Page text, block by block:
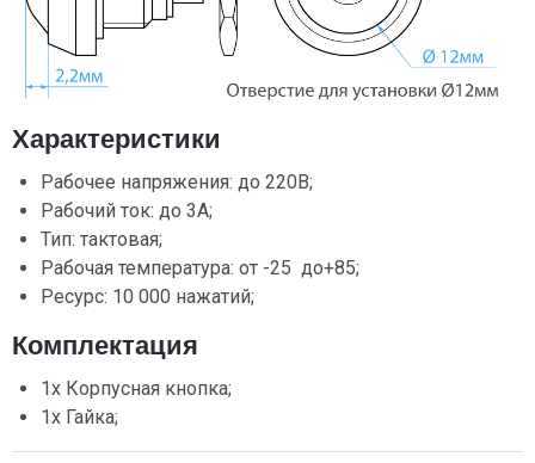
Характеристики
Рабочее напряжения: до 220В;
Рабочий ток: до 3А;
Тип: тактовая;
Рабочая температура: от -25 до+85;
Ресурс: 10 000 нажатий;
Комплектация
1х Корпусная кнопка;
1х Гайка;